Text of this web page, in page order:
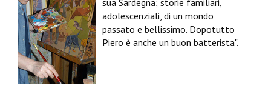
Ultime 5 Riviste
LABORATORIO ACCA
Video Laboratorio Acca
sua Sardegna; storie familiari,
adolescenziali, di un mondo
passato e bellissimo. Dopotutto
Piero è anche un buon batterista".